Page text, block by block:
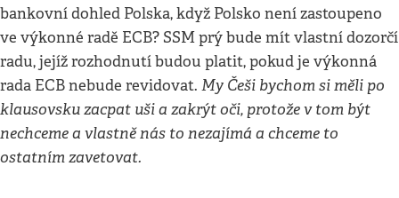
bankovní dohled Polska, když Polsko není zastoupeno
ve výkonné radě ECB? SSM prý bude mít vlastní dozorčí
radu, jejíž rozhodnutí budou platit, pokud je výkonná
rada ECB nebude revidovat. My Češi bychom si měli po
klausovsku zacpat uši a zakrýt oči, protože v tom být
nechceme a vlastně nás to nezajímá a chceme to
ostatním zavetovat.